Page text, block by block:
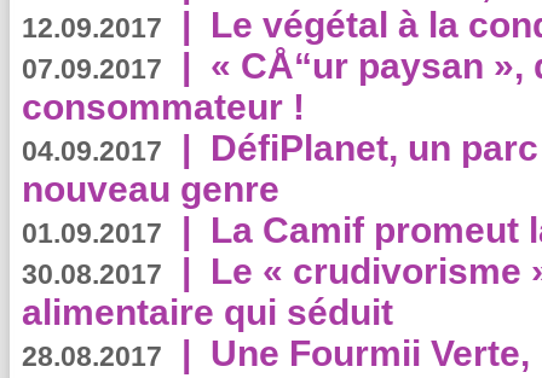
12.09.2017 | Le végétal à la
07.09.2017 | « CÅ“ur paysan
consommateur !
04.09.2017 | DéfiPlanet, un
nouveau genre
01.09.2017 | La Camif promeut
30.08.2017 | Le « crudivorisme
alimentaire qui séduit
28.08.2017 | Une Fourmii